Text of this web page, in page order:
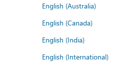
English (Australia)
English (Canada)
English (India)
English (International)